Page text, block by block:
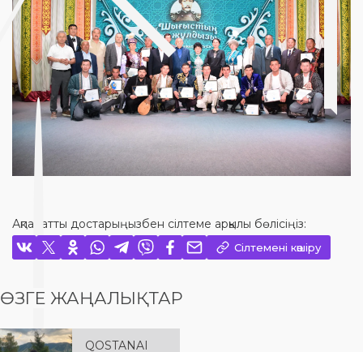
A post shared by Culture Qostanai (@culture_qostanai)
Ақпаратты достарыңызбен сілтеме арқылы бөлісіңіз:
Сілтемені көшіру
ӨЗГЕ ЖАҢАЛЫҚТАР
QOSTANAI